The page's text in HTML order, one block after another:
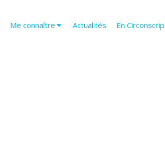
Me connaître Actualités En